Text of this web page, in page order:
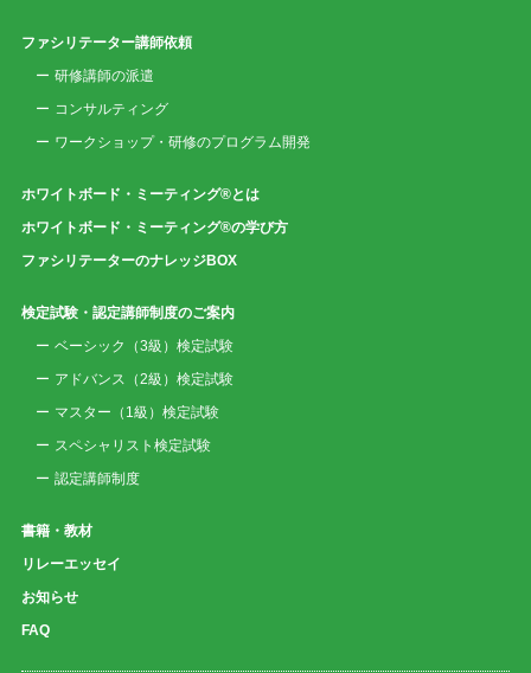
ファシリテーター講師依頼
研修講師の派遣
コンサルティング
ワークショップ・研修のプログラム開発
ホワイトボード・ミーティング®とは
ホワイトボード・ミーティング®の学び方
ファシリテーターのナレッジBOX
検定試験・認定講師制度のご案内
ベーシック（3級）検定試験
アドバンス（2級）検定試験
マスター（1級）検定試験
スペシャリスト検定試験
認定講師制度
書籍・教材
リレーエッセイ
お知らせ
FAQ